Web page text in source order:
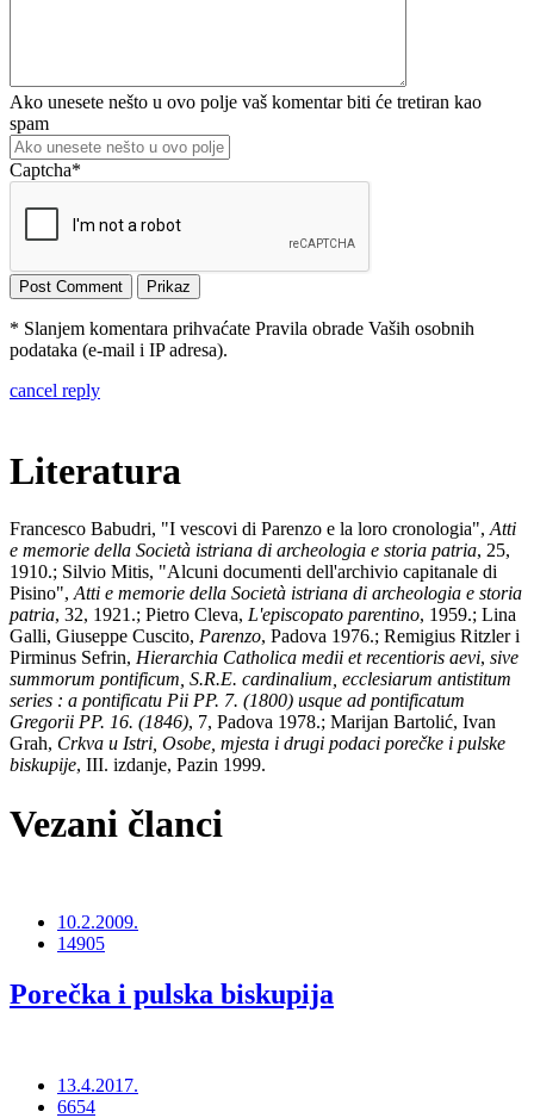
Ako unesete nešto u ovo polje vaš komentar biti će tretiran kao
spam
Captcha*
* Slanjem komentara prihvaćate Pravila obrade Vaših osobnih
podataka (e-mail i IP adresa).
cancel reply
Literatura
Francesco Babudri, "I vescovi di Parenzo e la loro cronologia", Atti
e memorie della Società istriana di archeologia e storia patria, 25,
1910.; Silvio Mitis, "Alcuni documenti dell'archivio capitanale di
Pisino", Atti e memorie della Società istriana di archeologia e storia
patria, 32, 1921.; Pietro Cleva, L'episcopato parentino, 1959.; Lina
Galli, Giuseppe Cuscito, Parenzo, Padova 1976.; Remigius Ritzler i
Pirminus Sefrin, Hierarchia Catholica medii et recentioris aevi, sive
summorum pontificum, S.R.E. cardinalium, ecclesiarum antistitum
series : a pontificatu Pii PP. 7. (1800) usque ad pontificatum
Gregorii PP. 16. (1846), 7, Padova 1978.; Marijan Bartolić, Ivan
Grah, Crkva u Istri, Osobe, mjesta i drugi podaci porečke i pulske
biskupije, III. izdanje, Pazin 1999.
Vezani članci
10.2.2009.
14905
Porečka i pulska biskupija
13.4.2017.
6654